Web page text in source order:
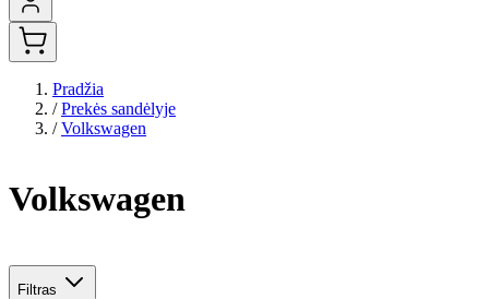
Pradžia
/ Prekės sandėlyje
/ Volkswagen
Volkswagen
Filtras